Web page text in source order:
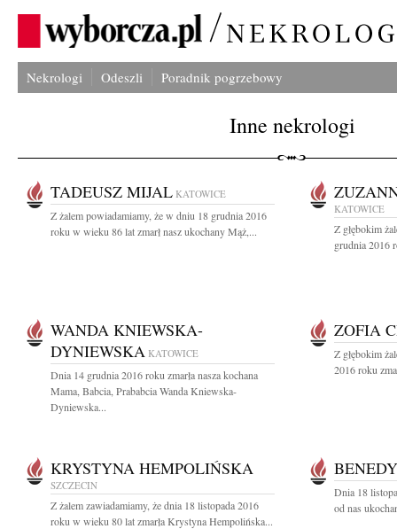
Nekrologi Odeszli Poradnik pogrzebowy
Inne nekrologi
TADEUSZ MIJAL KATOWICE
Z żalem powiadamiamy, że w dniu 18 grudnia 2016
roku w wieku 86 lat zmarł nasz ukochany Mąż,...
KATOWICE
Z głębokim
grudnia 2016
WANDA KNIEWSKA-
DYNIEWSKA KATOWICE
Dnia 14 grudnia 2016 roku zmarła nasza kochana
Mama, Babcia, Prababcia Wanda Kniewska-
Dyniewska...
ZOFIA
Z głębokim
2016 roku
KRYSTYNA HEMPOLIŃSKA
SZCZECIN
Z żalem zawiadamiamy, że dnia 18 listopada 2016
roku w wieku 80 lat zmarła Krystyna Hempolińska...
Dnia 18
od nas